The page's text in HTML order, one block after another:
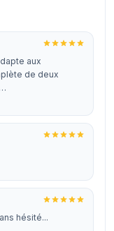
aux
de deux
hésité...